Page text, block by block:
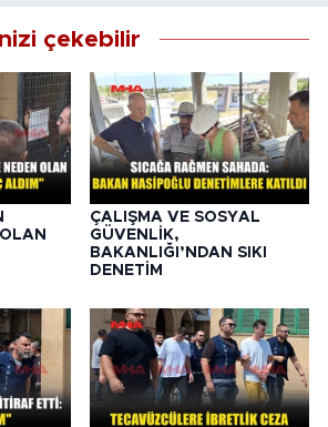
çekebilir
ÇALIŞMA VE SOSYAL
GÜVENLİK,
BAKANLIĞI’NDAN SIKI
DENETİM